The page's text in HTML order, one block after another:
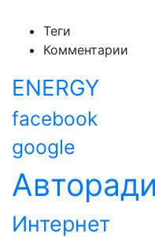
Теги
Комментарии
ENERGY
facebook
google
Интернет